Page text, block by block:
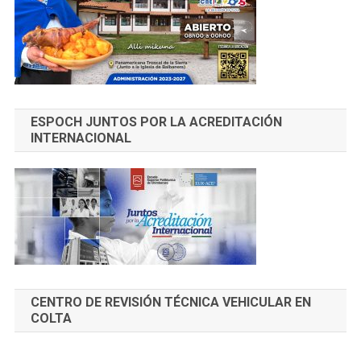
ESPOCH JUNTOS POR LA ACREDITACIÓN
INTERNACIONAL
CENTRO DE REVISIÓN TÉCNICA VEHICULAR EN
COLTA